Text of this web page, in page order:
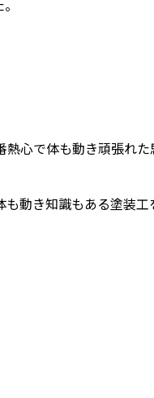
心で体も動き頑張れた
動き知識もある塗装工